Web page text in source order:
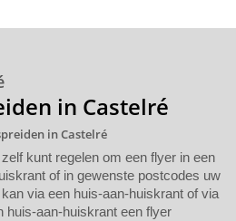
in Castelré
in Castelré
kunt regelen om een flyer in een
of in gewenste postcodes uw
via een huis-aan-huiskrant of via
huis-aan-huiskrant een flyer